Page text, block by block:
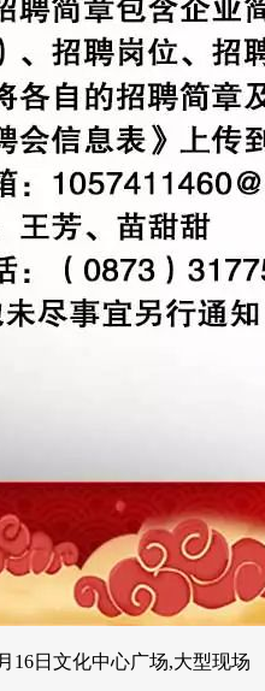
16日文化中心广场,大型现场